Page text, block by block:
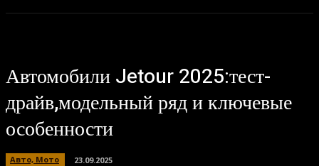
Автомобили Jetour 2025:тест-
драйв,модельный ряд и ключевые
особенности
Авто, Мото 23.09.2025